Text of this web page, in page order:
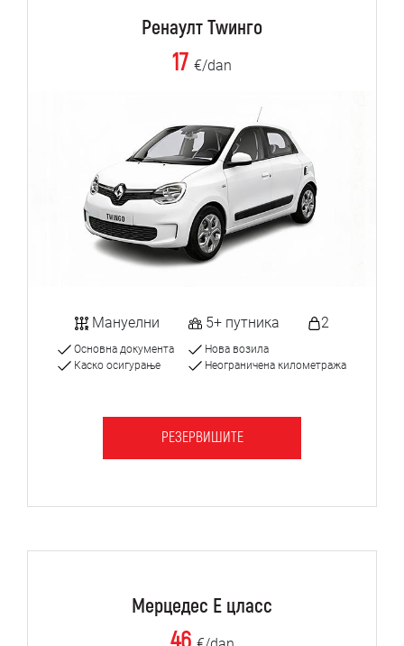
Ренаулт Тwинго
17 €/dan
Мануелни 5+ путника 2
Основна документа
Каско осигурање
Нова возила
Неограничена километража
РЕЗЕРВИШИТЕ
Мерцедес Е цласс